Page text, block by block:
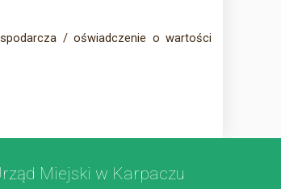
/ oświadczenie o wartości
Miejski w Karpaczu